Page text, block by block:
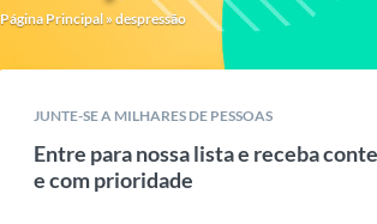
Página Principal »despressão
JUNTE-SE A MILHARES DE PESSOAS
Entre para nossa lista e receba
e com prioridade